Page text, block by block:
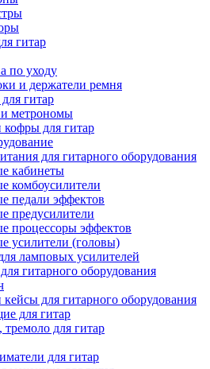
гитар
по уходу
и держатели ремня
гитар
метрономы
для гитар
для гитарного оборудования
кабинеты
комбоусилители
педали эффектов
предусилители
процессоры эффектов
усилители (головы)
ламповых усилителей
гитарного оборудования
для гитарного оборудования
для гитар
для гитар
для гитар